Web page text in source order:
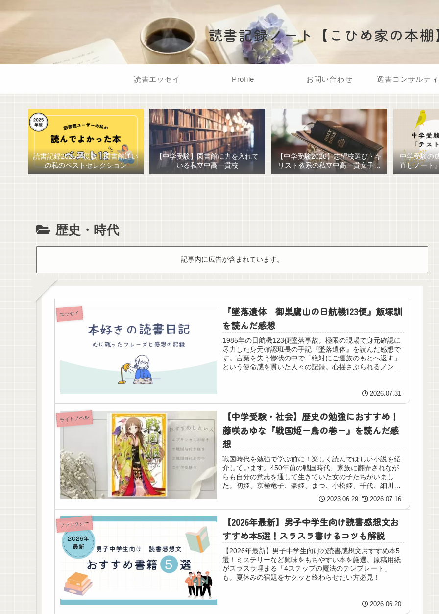
読書記録ノート【こひめ家の本棚
読書エッセイ Profile お問い合わせ 選書コンサルテ
読書記録2025年度版！図書館通い
の私のベストセレクション
【中学受験】図書館に力を入れて
いる私立中高一貫校
【中学受験2026】志望校選び・キ
リスト教系の私立中高一貫女子校
を調べてみました
中学受験の
直しノート
ための最強
歴史・時代
記事内に広告が含まれています。
エッセイ
『墜落遺体 御巣鷹山の日航機123便』飯塚訓
を読んだ感想
1985年の日航機123便墜落事故。極限の現場で身元確認に
尽力した身元確認班長の手記『墜落遺体』を読んだ感想で
す。言葉を失う惨状の中で「絶対にご遺族のもとへ返す」
という使命感を貫いた人々の記録。心揺さぶられるノンフ
2026.07.31
ライトノベル
【中学受験・社会】歴史の勉強におすすめ！
藤咲あゆな『戦国姫ー鳥の巻ー』を読んだ感
想
戦国時代を勉強で学ぶ前に！楽しく読んでほしい小説を紹
介しています。450年前の戦国時代、家族に翻弄されなが
らも自分の意志を通して生きていた女の子たちがいまし
た。初姫、京極竜子、豪姫、まつ、小松姫、千代、細川ガ
ラシャの７人の姫のおはなしです。
2023.06.29 2026.07.16
ファンタジー
【2026年最新】男子中学生向け読書感想文お
すすめ本5選！スラスラ書けるコツも解説
【2026年最新】男子中学生向けの読書感想文おすすめ本5
選！ミステリーなど興味をもちやすい本を厳選。原稿用紙
がスラスラ埋まる「4ステップの魔法のテンプレート」
も。夏休みの宿題をサクッと終わらせたい方必見！
2026.06.20